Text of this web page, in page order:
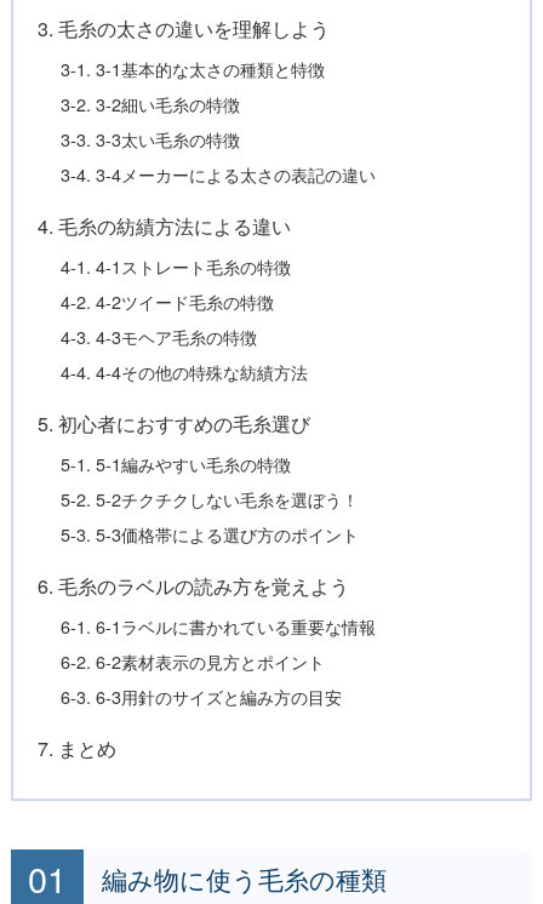
3. 毛糸の太さの違いを理解しよう
3-1. 3-1基本的な太さの種類と特徴
3-2. 3-2細い毛糸の特徴
3-3. 3-3太い毛糸の特徴
3-4. 3-4メーカーによる太さの表記の違い
4. 毛糸の紡績方法による違い
4-1. 4-1ストレート毛糸の特徴
4-2. 4-2ツイード毛糸の特徴
4-3. 4-3モヘア毛糸の特徴
4-4. 4-4その他の特殊な紡績方法
5. 初心者におすすめの毛糸選び
5-1. 5-1編みやすい毛糸の特徴
5-2. 5-2チクチクしない毛糸を選ぼう！
5-3. 5-3価格帯による選び方のポイント
6. 毛糸のラベルの読み方を覚えよう
6-1. 6-1ラベルに書かれている重要な情報
6-2. 6-2素材表示の見方とポイント
6-3. 6-3用針のサイズと編み方の目安
7. まとめ
編み物に使う毛糸の種類